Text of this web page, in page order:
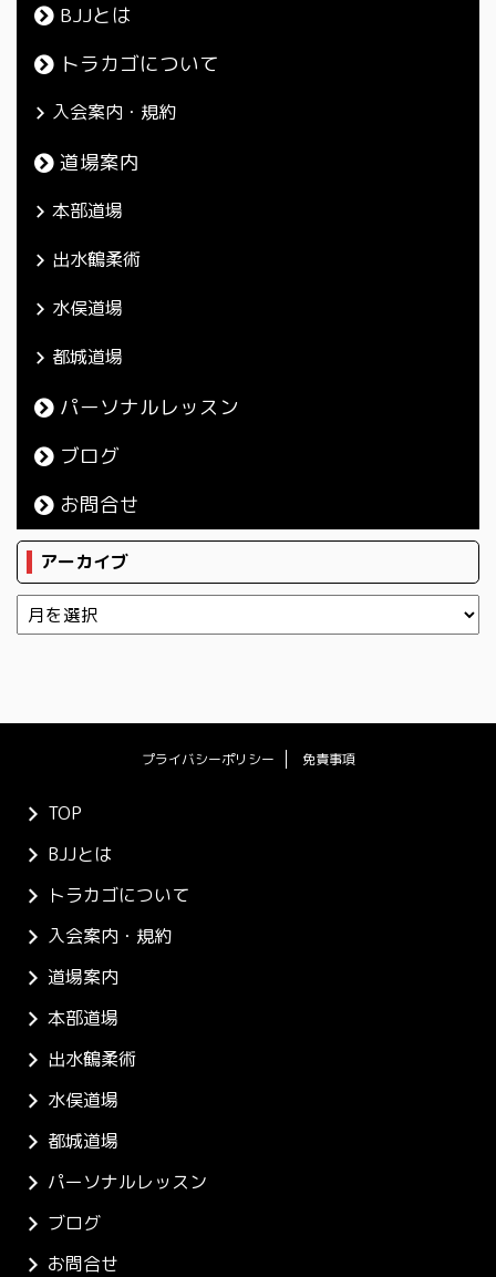
BJJとは
トラカゴについて
入会案内・規約
道場案内
本部道場
出水鶴柔術
水俣道場
都城道場
パーソナルレッスン
ブログ
お問合せ
アーカイブ
プライバシーポリシー 免責事項
TOP
BJJとは
トラカゴについて
入会案内・規約
道場案内
本部道場
出水鶴柔術
水俣道場
都城道場
パーソナルレッスン
ブログ
お問合せ